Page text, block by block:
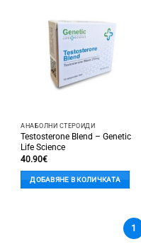
'Любими'
АНАБОЛНИ СТЕРОИДИ
Testosterone Blend – Genetic
Life Science
40.90€
ДОБАВЯНЕ В КОЛИЧКАТА
1